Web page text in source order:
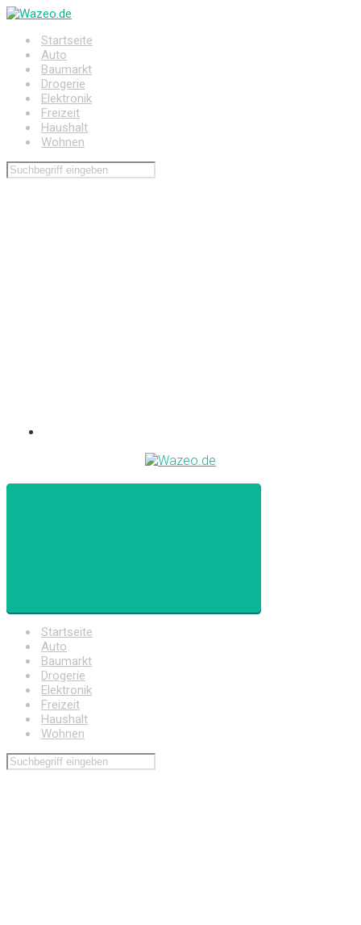
Zum
springenStartseite
Auto
Baumarkt
Drogerie
Elektronik
Freizeit
Haushalt
Wohnen
Startseite
Auto
Baumarkt
Drogerie
Elektronik
Freizeit
Haushalt
Wohnen